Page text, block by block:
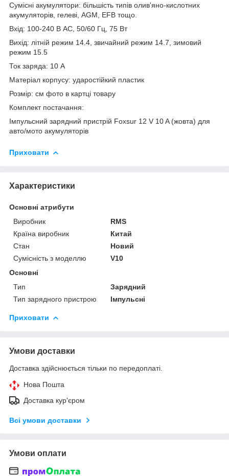
Сумісні акумулятори: більшість типів олив'яно-кислотних
акумуляторів, гелеві, AGM, EFB тощо.
Вхід: 100-240 В АС, 50/60 Гц, 75 Вт
Вихід: літній режим 14.4, звичайний режим 14.7, зимовий
режим 15.5
Ток заряда: 10 А
Матеріал корпусу: ударостійкий пластик
Розмір: см фото в картці товару
Комплект постачання:
Імпульсний зарядний пристрій Foxsur 12 V 10 A (жовта) для
авто/мото акумуляторів
Приховати
Характеристики
Основні атрибути
Виробник
RMS
Країна виробник
Китай
Стан
Новий
Сумісність з моделлю
V10
Основні
Тип
Зарядний
Тип зарядного пристрою
Імпульсні
Приховати
Умови доставки
Доставка здійснюється тільки по передоплаті.
Нова Пошта
Доставка кур'єром
Всі умови доставки
Умови оплати